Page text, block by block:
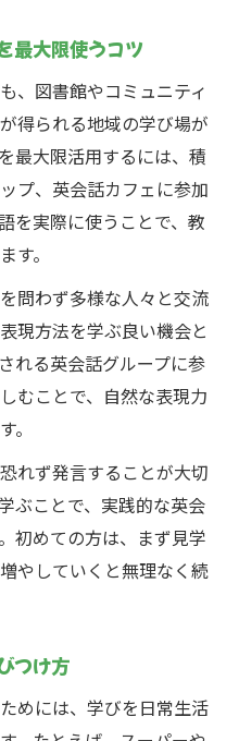
最大限使うコツ
、図書館やコミュニティ
得られる地域の学び場が
最大限活用するには、積
プ、英会話カフェに参加
を実際に使うことで、教
す。
問わず多様な人々と交流
現方法を学ぶ良い機会と
れる英会話グループに参
むことで、自然な表現力
。
れず発言することが大切
ぶことで、実践的な英会
初めての方は、まず見学
やしていくと無理なく続
つけ方
めには、学びを日常生活